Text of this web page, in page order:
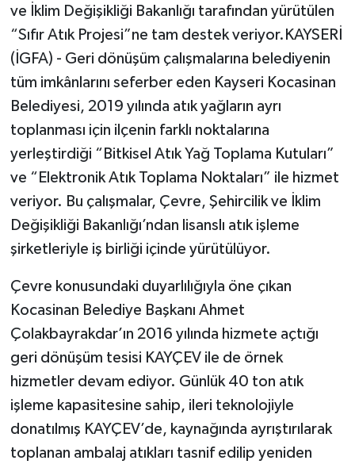
ve İklim Değişikliği Bakanlığı tarafından yürütülen
“Sıfır Atık Projesi”ne tam destek veriyor.KAYSERİ
(İGFA) - Geri dönüşüm çalışmalarına belediyenin
tüm imkânlarını seferber eden Kayseri Kocasinan
Belediyesi, 2019 yılında atık yağların ayrı
toplanması için ilçenin farklı noktalarına
yerleştirdiği “Bitkisel Atık Yağ Toplama Kutuları”
ve “Elektronik Atık Toplama Noktaları” ile hizmet
veriyor. Bu çalışmalar, Çevre, Şehircilik ve İklim
Değişikliği Bakanlığı’ndan lisanslı atık işleme
şirketleriyle iş birliği içinde yürütülüyor.
Çevre konusundaki duyarlılığıyla öne çıkan
Kocasinan Belediye Başkanı Ahmet
Çolakbayrakdar’ın 2016 yılında hizmete açtığı
geri dönüşüm tesisi KAYÇEV ile de örnek
hizmetler devam ediyor. Günlük 40 ton atık
işleme kapasitesine sahip, ileri teknolojiyle
donatılmış KAYÇEV’de, kaynağında ayrıştırılarak
toplanan ambalaj atıkları tasnif edilip yeniden